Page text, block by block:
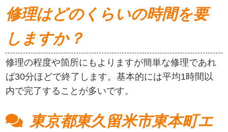
修理はどのくらいの時間を要
しますか？
修理の程度や箇所にもよりますが簡単な修理であれ
ば30分ほどで終了します。基本的には平均1時間以
内で完了することが多いです。
東京都東久留米市東本町エ